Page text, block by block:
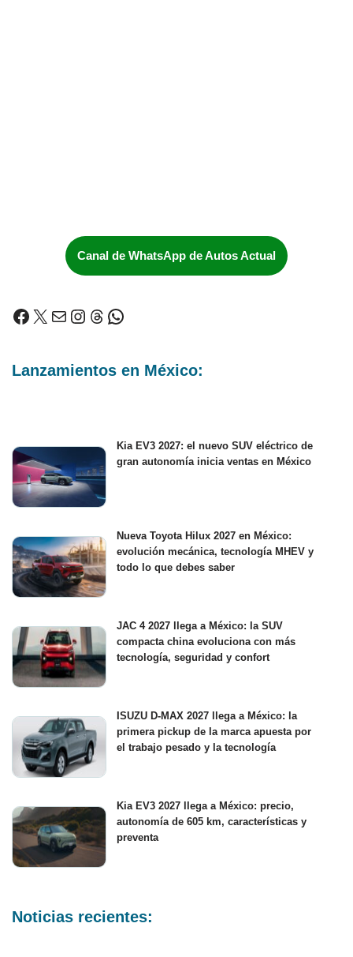
Canal de WhatsApp de Autos Actual
Lanzamientos en México:
Kia EV3 2027: el nuevo SUV eléctrico de
gran autonomía inicia ventas en México
Nueva Toyota Hilux 2027 en México:
evolución mecánica, tecnología MHEV y
todo lo que debes saber
JAC 4 2027 llega a México: la SUV
compacta china evoluciona con más
tecnología, seguridad y confort
ISUZU D-MAX 2027 llega a México: la
primera pickup de la marca apuesta por
el trabajo pesado y la tecnología
Kia EV3 2027 llega a México: precio,
autonomía de 605 km, características y
preventa
Noticias recientes: